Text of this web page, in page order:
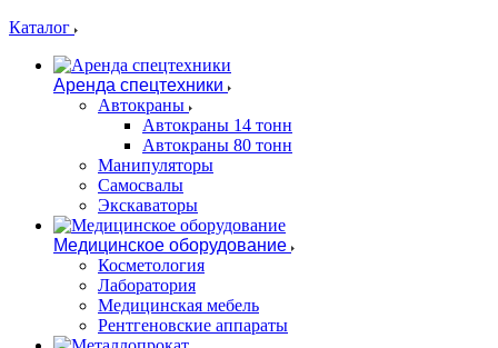
Каталог
Аренда спецтехники
Автокраны
Автокраны 14 тонн
Автокраны 80 тонн
Манипуляторы
Самосвалы
Экскаваторы
Медицинское оборудование
Косметология
Лаборатория
Медицинская мебель
Рентгеновские аппараты